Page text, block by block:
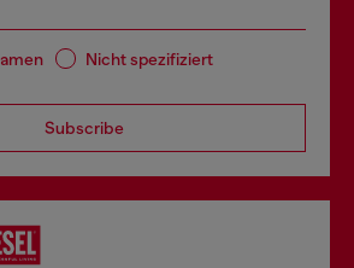
Nicht spezifiziert
Subscribe